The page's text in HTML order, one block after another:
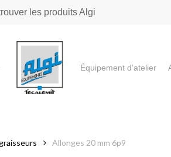
les produits Algi
Équipement d’atelier
Allonges 20 mm 6p9